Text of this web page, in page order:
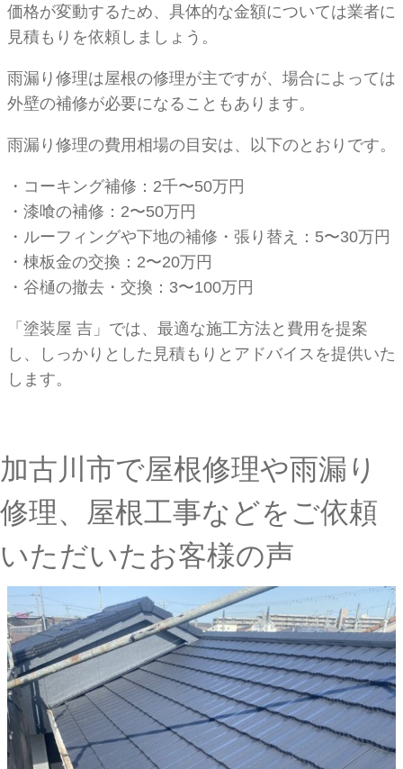
価格が変動するため、具体的な金額については業者に
見積もりを依頼しましょう。
雨漏り修理は屋根の修理が主ですが、場合によっては
外壁の補修が必要になることもあります。
雨漏り修理の費用相場の目安は、以下のとおりです。
・コーキング補修：2千〜50万円
・漆喰の補修：2〜50万円
・ルーフィングや下地の補修・張り替え：5〜30万円
・棟板金の交換：2〜20万円
・谷樋の撤去・交換：3〜100万円
「塗装屋 吉」では、最適な施工方法と費用を提案
し、しっかりとした見積もりとアドバイスを提供いた
します。
加古川市で屋根修理や雨漏り
修理、屋根工事などをご依頼
いただいたお客様の声